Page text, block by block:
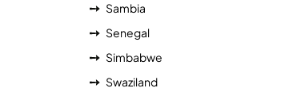
Sambia
Senegal
Simbabwe
Swaziland